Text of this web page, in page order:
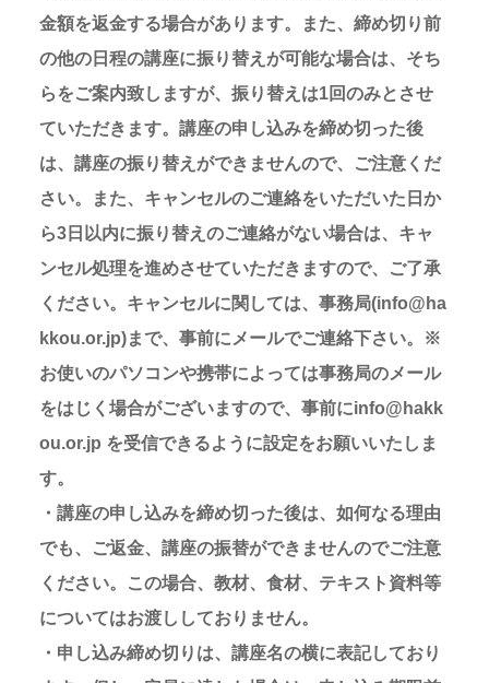
金額を返金する場合があります。また、締め切り前
の他の日程の講座に振り替えが可能な場合は、そち
らをご案内致しますが、振り替えは1回のみとさせ
ていただきます。講座の申し込みを締め切った後
は、講座の振り替えができませんので、ご注意くだ
さい。また、キャンセルのご連絡をいただいた日か
ら3日以内に振り替えのご連絡がない場合は、キャ
ンセル処理を進めさせていただきますので、ご了承
ください。キャンセルに関しては、事務局(info@ha
kkou.or.jp)まで、事前にメールでご連絡下さい。※
お使いのパソコンや携帯によっては事務局のメール
をはじく場合がございますので、事前にinfo@hakk
ou.or.jp を受信できるように設定をお願いいたしま
す。
・講座の申し込みを締め切った後は、如何なる理由
でも、ご返金、講座の振替ができませんのでご注意
ください。この場合、教材、食材、テキスト資料等
についてはお渡ししておりません。
・申し込み締め切りは、講座名の横に表記しており